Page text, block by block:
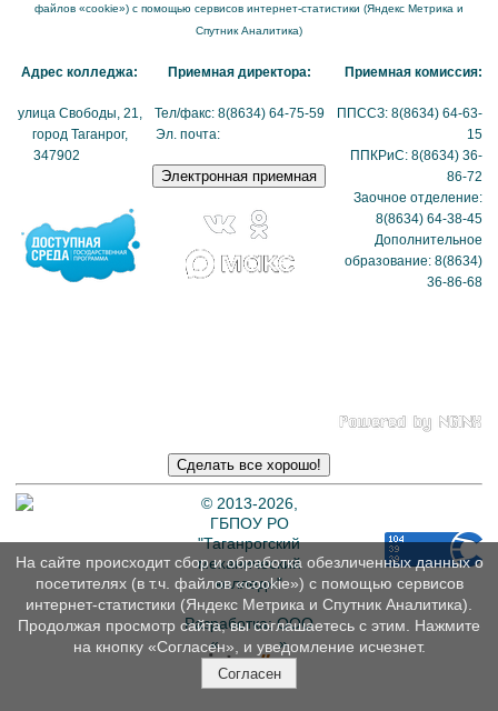
файлов «cookie») с помощью сервисов интернет-статистики (Яндекс Метрика и
Спутник Аналитика)
Адрес колледжа:
улица Свободы, 21,
город Таганрог,
347902
Приемная директора:
Тел/факс: 8(8634) 64-75-59
Эл. почта:
Приемная комиссия:
ППССЗ: 8(8634) 64-63-
15
ППКРиС: 8(8634) 36-
86-72
Заочное отделение:
8(8634) 64-38-45
Дополнительное
образование: 8(8634)
36-86-68
© 2013-2026,
ГБПОУ РО
"Таганрогский
механический
колледж"
Разработка: ООО
«Интэрсо»
На сайте происходит сбор и обработка обезличенных данных о
посетителях (в т.ч. файлов «cookie») с помощью сервисов
интернет-статистики (Яндекс Метрика и Спутник Аналитика).
Продолжая просмотр сайта, вы соглашаетесь с этим. Нажмите
на кнопку «Согласен», и уведомление исчезнет.
Согласен